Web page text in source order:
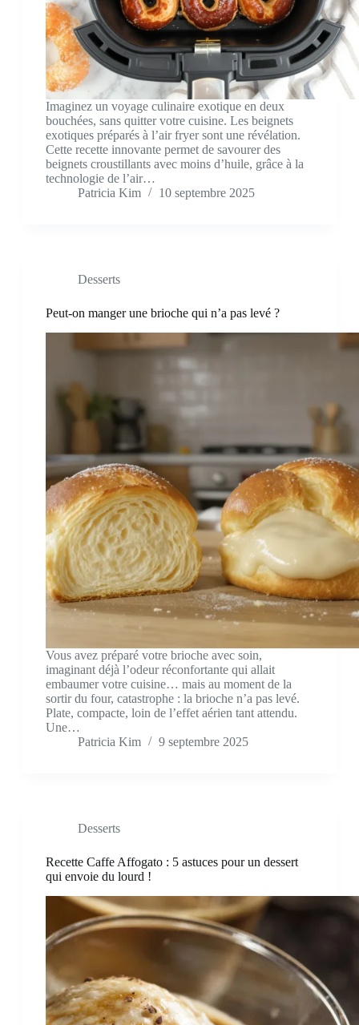
Imaginez un voyage culinaire exotique en deux
bouchées, sans quitter votre cuisine. Les beignets
exotiques préparés à l’air fryer sont une révélation.
Cette recette innovante permet de savourer des
beignets croustillants avec moins d’huile, grâce à la
technologie de l’air…
Patricia Kim
10 septembre 2025
Desserts
Peut-on manger une brioche qui n’a pas levé ?
Vous avez préparé votre brioche avec soin,
imaginant déjà l’odeur réconfortante qui allait
embaumer votre cuisine… mais au moment de la
sortir du four, catastrophe : la brioche n’a pas levé.
Plate, compacte, loin de l’effet aérien tant attendu.
Une…
Patricia Kim
9 septembre 2025
Desserts
Recette Caffe Affogato : 5 astuces pour un dessert
qui envoie du lourd !